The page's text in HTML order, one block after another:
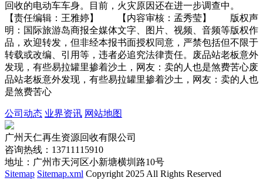
回收的电动车车身。目前，火灾原因还在进一步调查中。
【责任编辑：王雅婷】 【内容审核：孟秀莹】 版权声
明：国际旅游岛商报全媒体文字、图片、视频、音频等版权作
品，欢迎转发，但非经本报书面授权同意，严禁包括但不限于
转载或改编、引用等，违者必追究法律责任。废品站老板意外
发现，有些易拉罐里掺着沙土，网友：卖的人也是煞费苦心废
品站老板意外发现，有些易拉罐里掺着沙土，网友：卖的人也
是煞费苦心
公司动态 业界资讯 网站地图
广州天仁再生资源回收有限公司
咨询热线：13711115910
地址：广州市天河区小新塘横圳路10号
Sitemap Sitemap.xml Copyright 2025 All Rights Reserved